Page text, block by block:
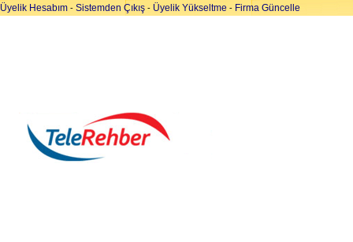
Üyelik Hesabım - Sistemden Çıkış - Üyelik Yükseltme - Firma Güncelle